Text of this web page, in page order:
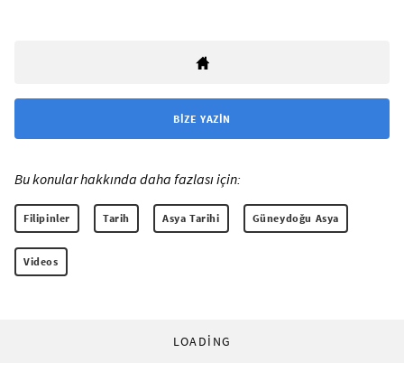
BIZE YAZIN
Bu konular hakkında daha fazlası için:
Filipinler Tarih Asya Tarihi Güneydoğu Asya
Videos
LOADING